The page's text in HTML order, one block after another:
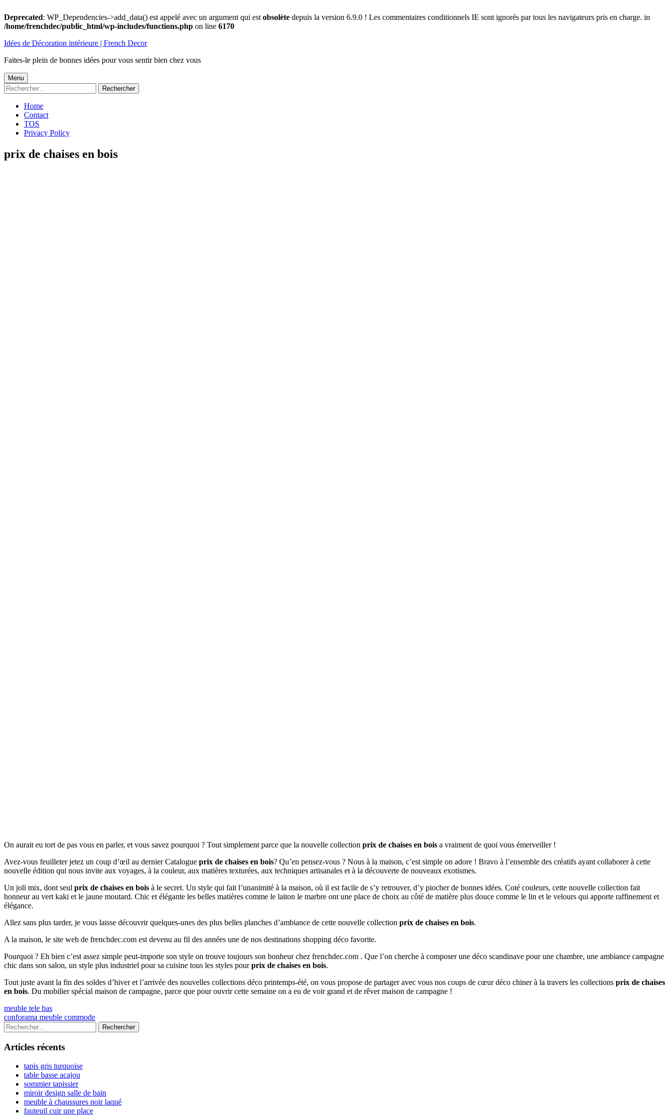
Deprecated: WP_Dependencies->add_data() est appelé avec un argument qui est obsolète depuis la version 6.9.0 ! Les commentaires conditionnels IE sont ignorés par tous les navigateurs pris en charge. in
/home/frenchdec/public_html/wp-includes/functions.php on line 6170
au
Idées de Décoration intérieure | French Decor
Faites-le plein de bonnes idées pour vous sentir bien chez vous
Menu
principal
Menu
Rechercher :
Home
Contact
TOS
Privacy Policy
prix de chaises en bois
On aurait eu tort de pas vous en parler, et vous savez pourquoi ? Tout simplement parce que la nouvelle collection prix de chaises en bois a vraiment de quoi vous émerveiller !
Avez-vous feuilleter jetez un coup d’œil au dernier Catalogue prix de chaises en bois? Qu’en pensez-vous ? Nous à la maison, c’est simple on adore ! Bravo à l’ensemble des créatifs ayant collaborer à cette
nouvelle édition qui nous invite aux voyages, à la couleur, aux matières texturées, aux techniques artisanales et à la découverte de nouveaux exotismes.
Un joli mix, dont seul prix de chaises en bois à le secret. Un style qui fait l’unanimité à la maison, où il est facile de s’y retrouver, d’y piocher de bonnes idées. Coté couleurs, cette nouvelle collection fait
honneur au vert kaki et le jaune moutard. Chic et élégante les belles matières comme le laiton le marbre ont une place de choix au côté de matière plus douce comme le lin et le velours qui apporte raffinement et
élégance.
Allez sans plus tarder, je vous laisse découvrir quelques-unes des plus belles planches d’ambiance de cette nouvelle collection prix de chaises en bois.
A la maison, le site web de frenchdec.com est devenu au fil des années une de nos destinations shopping déco favorite.
Pourquoi ? Eh bien c’est assez simple peut-importe son style on trouve toujours son bonheur chez frenchdec.com . Que l’on cherche à composer une déco scandinave pour une chambre, une ambiance campagne
chic dans son salon, un style plus industriel pour sa cuisine tous les styles pourprix de chaises en bois.
Tout juste avant la fin des soldes d’hiver et l’arrivée des nouvelles collections déco printemps-été, on vous propose de partager avec vous nos coups de cœur déco chiner à la travers les collections prix de chaises
en bois. Du mobilier spécial maison de campagne, parce que pour ouvrir cette semaine on a eu de voir grand et de rêver maison de campagne !
Navigation
de
l’article
Previous
article:
meuble tele bas
Next
article:
conforama meuble commode
Colonne
latérale
principale
Rechercher :
Articles récents
tapis gris turquoise
table basse acajou
sommier tapissier
miroir design salle de bain
meuble à chaussures noir laqué
fauteuil cuir une place